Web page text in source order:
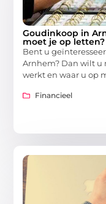
Goudinkoop in
moet je op letten?
Bent u
Arnhem? Dan wilt u
werkt en waar u op
Financieel